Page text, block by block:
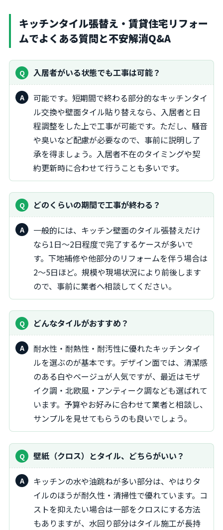
キッチンタイル張替え・賃貸住宅リフォー
ムでよくある質問と不安解消Q&A
入居者がいる状態でも工事は可能？
可能です。短期間で終わる部分的なキッチンタイ
ル交換や壁面タイル貼り替えなら、入居者と日
程調整をした上で工事が可能です。ただし、騒音
や臭いなど配慮が必要なので、事前に説明し了
承を得ましょう。入居者不在のタイミングや契
約更新時に合わせて行うことも多いです。
どのくらいの期間で工事が終わる？
一般的には、キッチン壁面のタイル張替えだけ
なら1日～2日程度で完了するケースが多いで
す。下地補修や他部分のリフォームを伴う場合は
2～5日ほど。規模や現場状況により前後します
ので、事前に業者へ相談してください。
どんなタイルがおすすめ？
耐水性・耐熱性・耐汚性に優れたキッチンタイ
ルを選ぶのが基本です。デザイン面では、清潔感
のある白やベージュが人気ですが、最近はモザ
イク調・北欧風・アンティーク調なども選ばれて
います。予算やお好みに合わせて業者と相談し、
サンプルを見せてもらうのも良いでしょう。
壁紙（クロス）とタイル、どちらがいい？
キッチンの水や油跳ねが多い部分は、やはりタ
イルのほうが耐久性・清掃性で優れています。コ
ストを抑えたい場合は一部をクロスにする方法
もありますが、水回り部分はタイル施工が長持